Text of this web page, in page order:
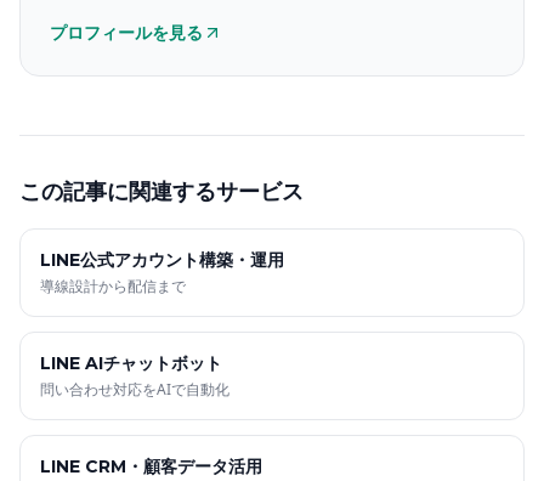
プロフィールを見る
この記事に関連するサービス
LINE公式アカウント構築・運用
導線設計から配信まで
LINE AIチャットボット
問い合わせ対応をAIで自動化
LINE CRM・顧客データ活用